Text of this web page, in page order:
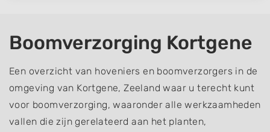
Boomverzorging Kortgene
Een overzicht van hoveniers en boomverzorgers in de
omgeving van Kortgene, Zeeland waar u terecht kunt
voor boomverzorging, waaronder alle werkzaamheden
vallen die zijn gerelateerd aan het planten,